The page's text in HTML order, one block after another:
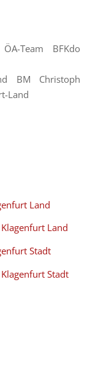
Team BFKdo
BM Christoph
Land
Land
Land
Stadt
Stadt